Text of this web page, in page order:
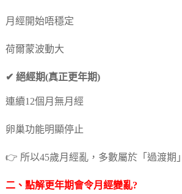
月經開始唔穩定
荷爾蒙波動大
✔ 絕經期(真正更年期)
連續12個月無月經
卵巢功能明顯停止
👉 所以45歲月經亂，多數屬於「過渡期」
二、點解更年期會令月經變亂?